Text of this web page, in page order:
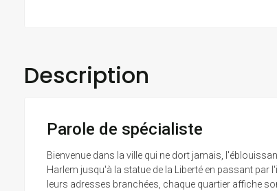
Description
Parole de spécialiste
Bienvenue dans la ville qui ne dort jamais,
Harlem jusqu'à la statue de la Liberté en passant
leurs adresses branchées, chaque quartier affiche